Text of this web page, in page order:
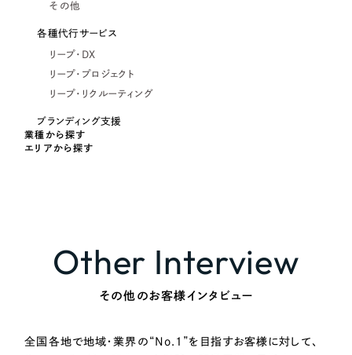
その他
各種代行サービス
リープ・DX
リープ・プロジェクト
リープ・リクルーティング
ブランディング支援
業種から探す
エリアから探す
Other Interview
その他のお客様インタビュー
全国各地で地域・業界の“No.1”を目指すお客様に対して、